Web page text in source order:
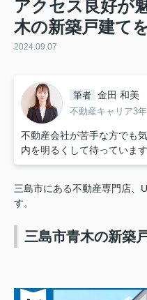
アクセス良好が
木の新築戸建て
2024.09.07
筆者 金田 和美
不動産キャリア3年
不動産会社が苦手な方でも
内を明るくして待っていま
三島市にある不動産専門店、
す。
三島市青木の新築